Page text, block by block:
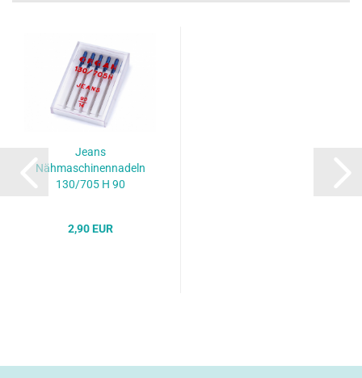
Jeans
Nähmaschinennadeln
130/705 H 90
2,90 EUR